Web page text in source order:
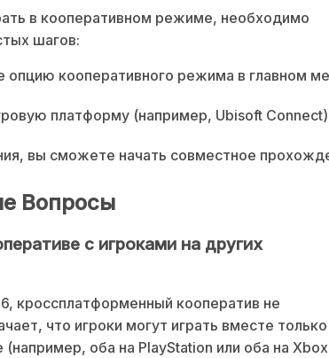
в кооперативном режиме, необходимо
шагов:
опцию кооперативного режима в главном
платформу (например, Ubisoft
вы сможете начать совместное
Вопросы
с игроками на других
кроссплатформенный кооператив не
что игроки могут играть вместе только
оба на PlayStation или оба на